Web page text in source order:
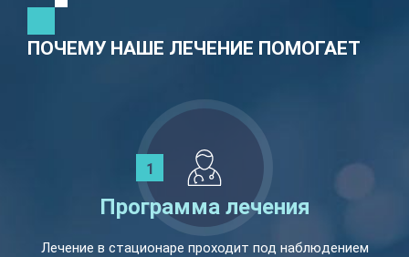
ПОЧЕМУ НАШЕ ЛЕЧЕНИЕ ПОМОГАЕТ
Программа лечения
Лечение в стационаре проходит под наблюдением